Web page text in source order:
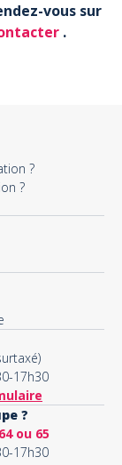
vous sur
.
?
?
17h30
?
ou 65
17h30